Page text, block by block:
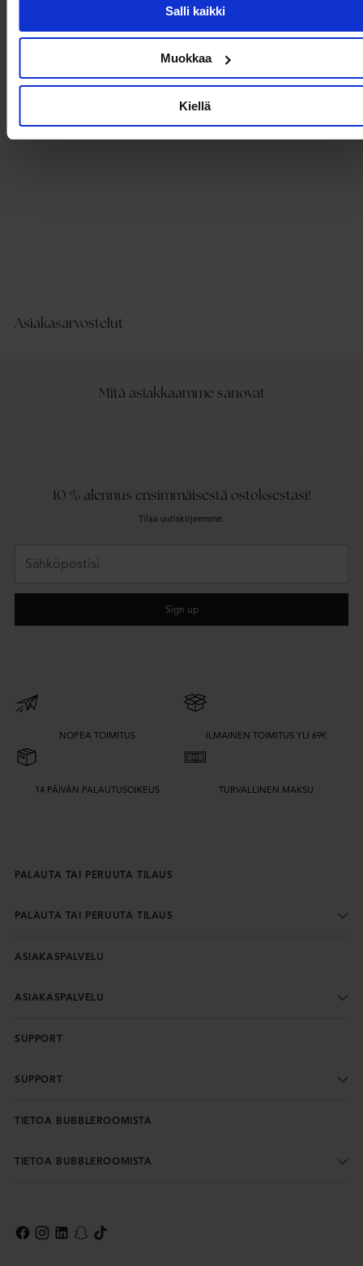
Salli kaikki
Muokkaa
Kiellä
Asiakasarvostelut
Mitä asiakkaamme sanovat
10 % alennus ensimmäisestä ostoksestasi!
Tilaa uutiskirjeemme.
Sign up
NOPEA TOIMITUS ILMAINEN TOIMITUS YLI 69€
14 PÄIVÄN PALAUTUSOIKEUS TURVALLINEN MAKSU
PALAUTA TAI PERUUTA TILAUS
PALAUTA TAI PERUUTA TILAUS
ASIAKASPALVELU
ASIAKASPALVELU
SUPPORT
SUPPORT
TIETOA BUBBLEROOMISTA
TIETOA BUBBLEROOMISTA